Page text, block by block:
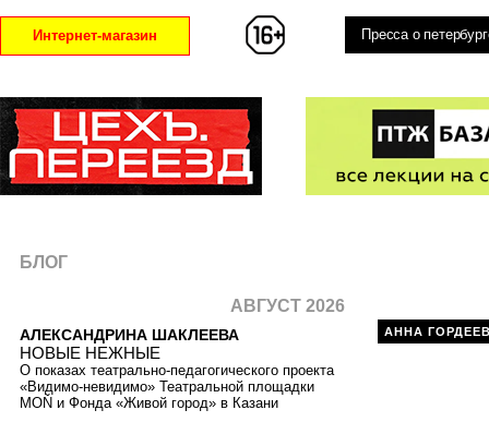
Интернет-магазин Пресса о
АННА
БЛОГ
АВГУСТ 2026
АЛЕКСАНДРИНА ШАКЛЕЕВА
НОВЫЕ НЕЖНЫЕ
О показах театрально-педагогического проекта
«Видимо-невидимо» Театральной площадки
MOŇ и Фонда «Живой город» в Казани